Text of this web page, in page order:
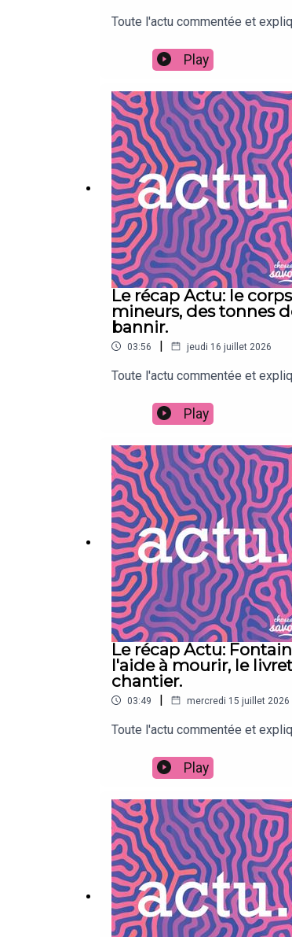
Toute l'actu commentée et
Play
Le récap Actu: le
mineurs, des tonnes
bannir.
03:56 | jeudi 16 juillet 2026
Toute l'actu commentée et
Play
Le récap Actu:
l'aide à mourir, le
chantier.
03:49 | mercredi 15 juillet 2026
Toute l'actu commentée et
Play